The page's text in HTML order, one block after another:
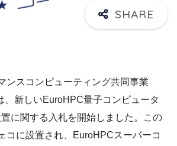
ンスコンピューティング共同事業
、新しいEuroHPC量子コンピュータ
に関する入札を開始しました。この
コに設置され、EuroHPCスーパーコ